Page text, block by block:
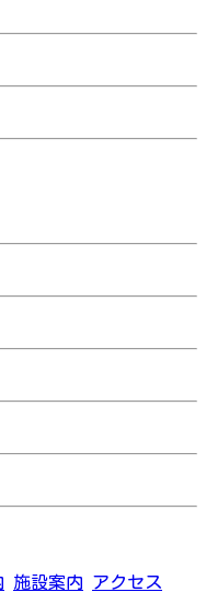
施設案内 アクセス